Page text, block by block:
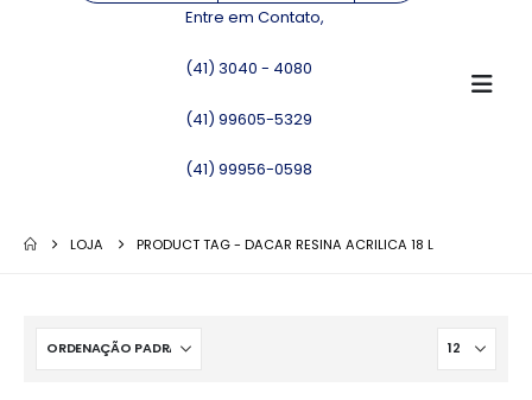
Entre em Contato,
(41) 3040 - 4080
(41) 99605-5329
(41) 99956-0598
LOJA PRODUCT TAG -DACAR RESINA ACRILICA 18 L